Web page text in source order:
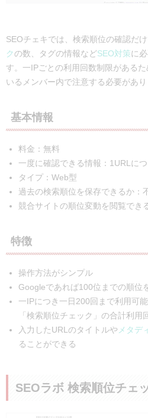
SEOチェキでは、検索順位の確認だ
クの数、タグの情報などSEO対策に
す。一IPごとの利用回数制限がある
いるメンバー内で注意する必要があり
基本情報
料金：無料
一度に確認できる情報：1URLに
タイプ：Web型
過去の検索順位を保存できるか：
競合サイトの順位変動を閲覧でき
特徴
操作方法がシンプル
Googleであれば100位までの順位
一IPにつき一日200回まで利用可
「検索順位チェック」の合計利用
入力したURLのタイトルやメタデ
ることができる
SEOラボ 検索順位チェ